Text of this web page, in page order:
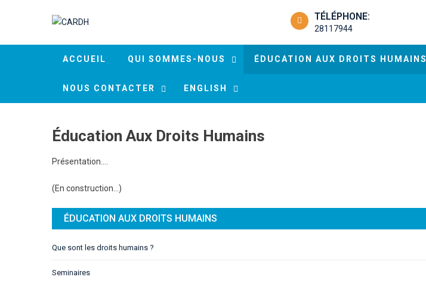
TÉLÉPHONE:
28117944
ACCUEIL QUI SOMMES-NOUS ÉDUCATION AUX DROITS HUMAINS
NOUS CONTACTER ENGLISH
Éducation Aux Droits Humains
Présentation….
(En construction…)
ÉDUCATION AUX DROITS HUMAINS
Que sont les droits humains ?
Seminaires